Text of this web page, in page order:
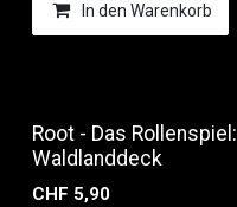
In den Warenkorb
Root - Das Rollenspiel:
Waldlanddeck
CHF 5,90